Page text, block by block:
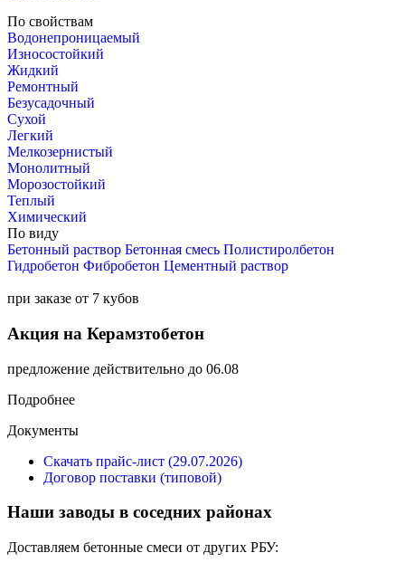
По свойствам
Водонепроницаемый
Износостойкий
Жидкий
Ремонтный
Безусадочный
Сухой
Легкий
Мелкозернистый
Монолитный
Морозостойкий
Теплый
Химический
По виду
Бетонный раствор Бетонная смесь Полистиролбетон
Гидробетон Фибробетон Цементный раствор
при заказе от 7 кубов
Акция на Керамзтобетон
предложение действительно до 06.08
Подробнее
Документы
Скачать прайс-лист (29.07.2026)
Договор поставки (типовой)
Наши заводы в соседних районах
Доставляем бетонные смеси от других РБУ: